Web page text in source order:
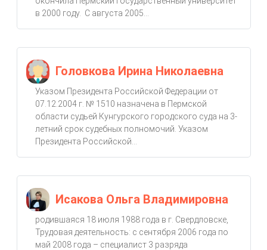
в 2000 году. С августа 2005...
Головкова Ирина Николаевна
Указом Президента Российской Федерации от
07.12.2004 г. № 1510 назначена в Пермской
области судьей Кунгурского городского суда на 3-
летний срок судебных полномочий. Указом
Президента Российской...
Исакова Ольга Владимировна
родившаяся 18 июля 1988 года в г. Свердловске,
Трудовая деятельность: с сентября 2006 года по
май 2008 года – специалист 3 разряда